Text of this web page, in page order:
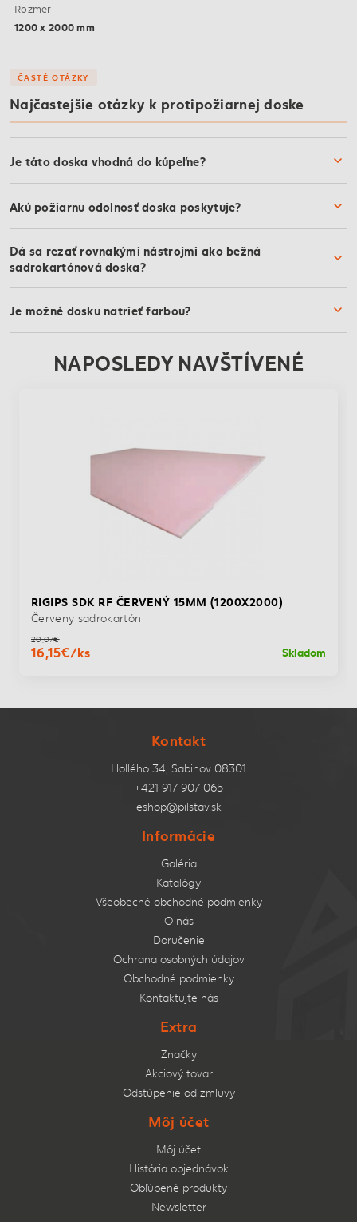
Rozmer
1200 x 2000 mm
ČASTÉ OTÁZKY
Najčastejšie otázky k protipožiarnej doske
Je táto doska vhodná do kúpeľne?
Akú požiarnu odolnosť doska poskytuje?
Dá sa rezať rovnakými nástrojmi ako bežná
sadrokartónová doska?
Je možné dosku natrieť farbou?
NAPOSLEDY NAVŠTÍVENÉ
RIGIPS SDK RF ČERVENÝ 15MM (1200X2000)
Červeny sadrokartón
20,07€
16,15€/ks Skladom
Kontakt
Hollého 34, Sabinov 08301
+421 917 907 065
eshop@pilstav.sk
Informácie
Galéria
Katalógy
Všeobecné obchodné podmienky
O nás
Doručenie
Ochrana osobných údajov
Obchodné podmienky
Kontaktujte nás
Extra
Značky
Akciový tovar
Odstúpenie od zmluvy
Môj účet
Môj účet
História objednávok
Obľúbené produkty
Newsletter